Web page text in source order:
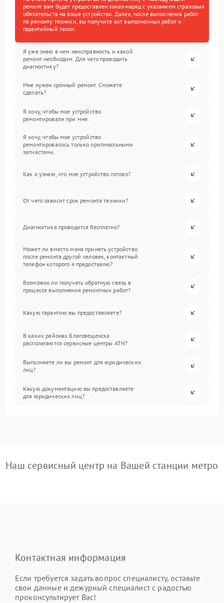
ремонт вам будет предоставлен заказ-наряд с указанием страховых
обязательств на ваше устройство. Далее, после выполнения работ
по ремонту техники, вы получите акт выполненных работ и
гарантийный талон.
Я уже знаю в чем неисправность и какой
ремонт необходим. Для чего проводить
диагностику?
Мне нужен срочный ремонт. Сможете
сделать?
Я хочу, чтобы мое устройство
ремонтировали при мне.
Я хочу, чтобы мое устройство
ремонтировалось только оригинальными
запчастями.
Как я узнаю, что мое устройство готово?
От чего зависит срок ремонта техники?
Диагностика проводится бесплатно?
Может ли вместо меня принять устройство
после ремонта другой человек, контактный
телефон которого я предоставлю?
Возможно ли получать обратную связь в
процессе выполнения ремонтных работ?
Какую гарантию вы предоставляете?
В каких районах Благовещенска
располагаются сервисные центры ATN?
Выполняете ли вы ремонт для юридических
лиц?
Какую документацию вы предоставляете
для юридических лиц?
Наш сервисный центр на Вашей станции метро
Контактная информация
Если требуется задать вопрос специалисту, оставьте
свои данные и дежурный специалист с радостью
проконсультирует Вас!